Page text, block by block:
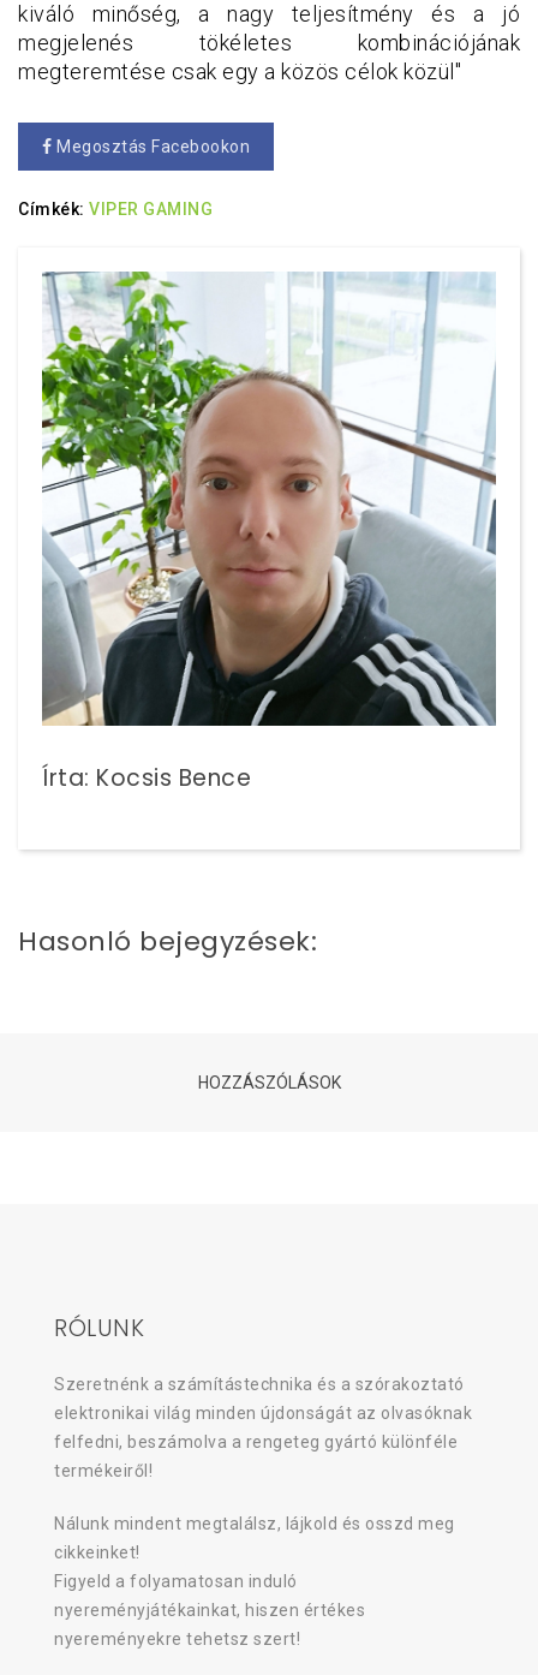
kiváló minőség, a nagy teljesítmény és a jó
megjelenés tökéletes kombinációjának
megteremtése csak egy a közös célok közül"
Megosztás Facebookon
Címkék: VIPER GAMING
Írta: Kocsis Bence
Hasonló bejegyzések:
HOZZÁSZÓLÁSOK
RÓLUNK
Szeretnénk a számítástechnika és a szórakoztató
elektronikai világ minden újdonságát az olvasóknak
felfedni, beszámolva a rengeteg gyártó különféle
termékeiről!
Nálunk mindent megtalálsz, lájkold és osszd meg
cikkeinket!
Figyeld a folyamatosan induló
nyereményjátékainkat, hiszen értékes
nyereményekre tehetsz szert!